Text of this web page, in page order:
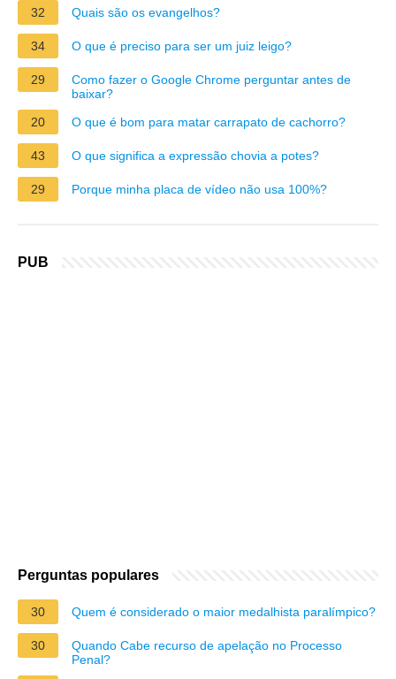
32 Quais são os evangelhos?
34 O que é preciso para ser um juiz leigo?
29
Como fazer o Google Chrome perguntar antes de
baixar?
20
O que é bom para matar carrapato de cachorro?
43 O que significa a expressão chovia a potes?
29 Porque minha placa de vídeo não usa 100%?
PUB
Perguntas populares
30 Quem é considerado o maior medalhista paralímpico?
30
Quando Cabe recurso de apelação no Processo
Penal?